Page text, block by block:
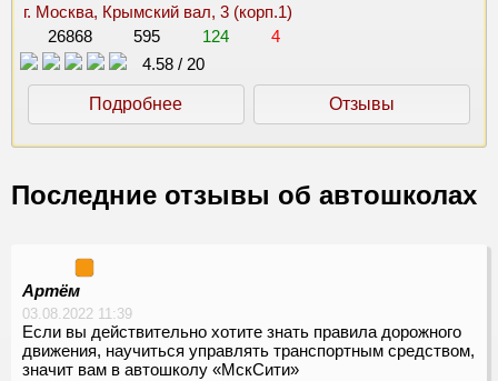
г. Москва, Крымский вал, 3 (корп.1)
26868
595 124
4
4.58 / 20
Подробнее Отзывы
Последние отзывы об автошколах
Артём
03.08.2022 11:39
Если вы действительно хотите знать правила дорожного
движения, научиться управлять транспортным средством,
значит вам в автошколу «МскСити»